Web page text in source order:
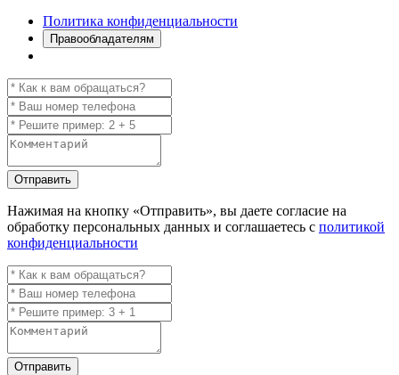
Политика конфиденциальности
Правообладателям
Отправить
Нажимая на кнопку «Отправить», вы даете согласие на
обработку персональных данных и соглашаетесь с политикой
конфиденциальности
Отправить